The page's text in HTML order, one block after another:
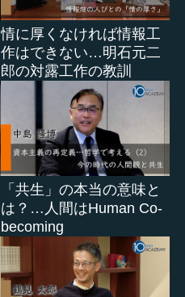
情に厚くなければ情報工
作はできない…明石元二
郎の対露工作の教訓
「共生」の本当の意味と
は？…人間はHuman Co-
becoming